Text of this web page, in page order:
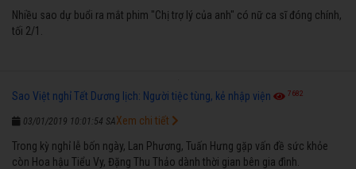
Nhiều sao dự buổi ra mắt phim "Chị trợ lý của anh" có nữ ca sĩ đóng chính,
tối 2/1.
Sao Việt nghỉ Tết Dương lịch: Người tiệc tùng, kẻ nhập viện 7682
03/01/2019 10:01:54 SA
Trong kỳ nghỉ lễ bốn ngày, Lan Phương, Tuấn Hưng gặp vấn đề sức khỏe
còn Hoa hậu Tiểu Vy, Đặng Thu Thảo dành thời gian bên gia đình.
Xem chi tiết